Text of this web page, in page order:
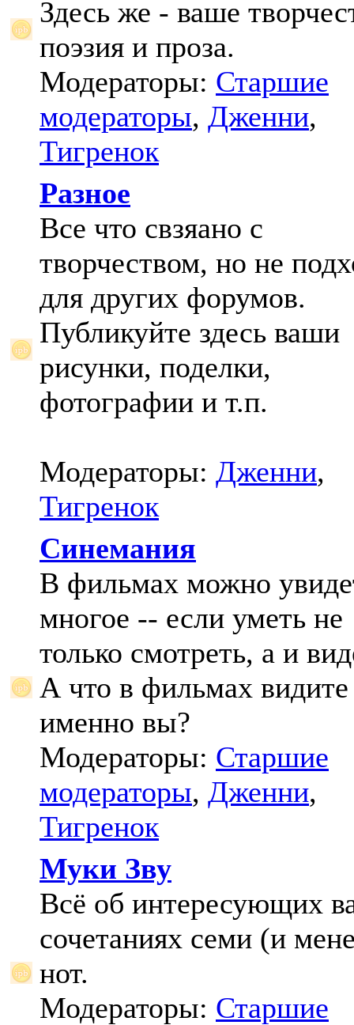
Здесь же - ваше
поэзия и проза.
Модераторы: Старшие
модераторы, Дженни,
Тигренок
Разное
Все что свзяано с
творчеством, но не
для других форумов.
Публикуйте здесь ваши
рисунки, поделки,
фотографии и т.п.
Модераторы: Дженни,
Тигренок
Синемания
В фильмах можно
многое -- если уметь не
только смотреть, а и
А что в фильмах видите
именно вы?
Модераторы: Старшие
модераторы, Дженни,
Тигренок
Муки Зву
Всё об интересующих
сочетаниях семи (и
нот.
Модераторы: Старшие